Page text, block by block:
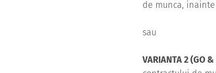
de munca,
sau
VARIANTA 2 (GO &